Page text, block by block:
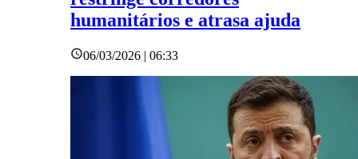
humanitários e atrasa ajuda
06/03/2026 | 06:33